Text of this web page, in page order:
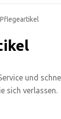
Pflegeartikel
und
sich verlassen.